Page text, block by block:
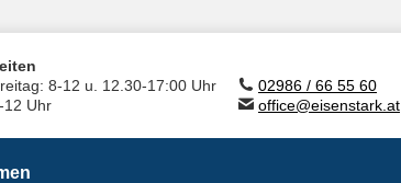
8-12 u. 12.30-17:00 Uhr
12 Uhr
02986 / 66 55 60
office@eisenstark.at